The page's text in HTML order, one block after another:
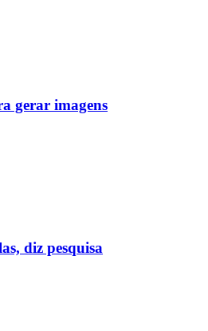
gerar imagens
diz pesquisa